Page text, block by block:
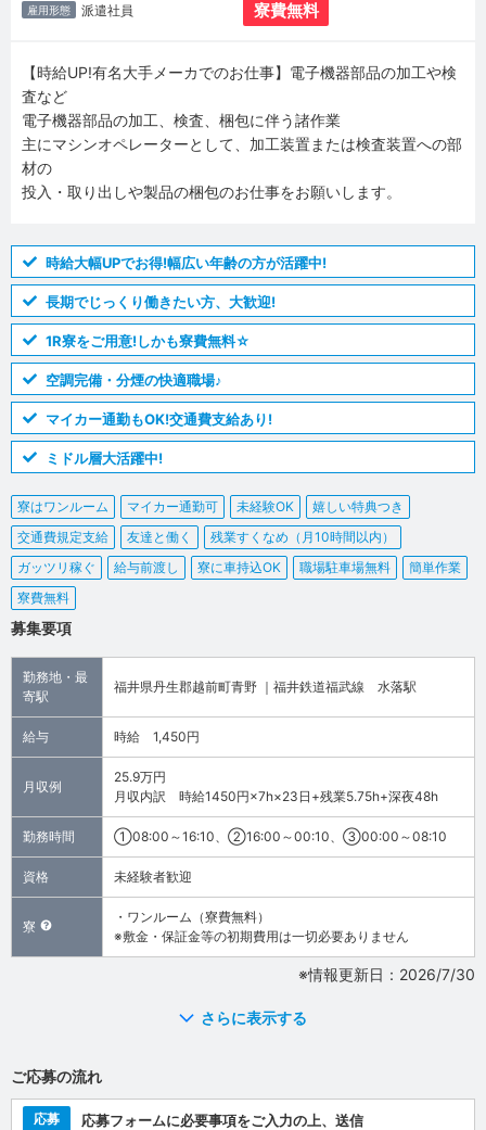
雇用形態 派遣社員 寮費無料
【時給UP!有名大手メーカでのお仕事】電子機器部品の加工や検
査など
電子機器部品の加工、検査、梱包に伴う諸作業
主にマシンオペレーターとして、加工装置または検査装置への部
材の
投入・取り出しや製品の梱包のお仕事をお願いします。
時給大幅UPでお得!幅広い年齢の方が活躍中!
長期でじっくり働きたい方、大歓迎!
1R寮をご用意!しかも寮費無料☆
空調完備・分煙の快適職場♪
マイカー通勤もOK!交通費支給あり!
ミドル層大活躍中!
寮はワンルーム マイカー通勤可 未経験OK
嬉しい特典つき
交通費規定支給
友達と働く
残業すくなめ（月10時間以内）
ガッツリ稼ぐ
給与前渡し 寮に車持込OK 職場駐車場無料
簡単作業
寮費無料
募集要項
勤務地・最
寄駅
福井県丹生郡越前町青野 ｜福井鉄道福武線 水落駅
給与 時給 1,450円
月収例
25.9万円
月収内訳 時給1450円×7h×23日+残業5.75h+深夜48h
勤務時間 ①08:00～16:10、②16:00～00:10、③00:00～08:10
資格 未経験者歓迎
寮
・ワンルーム（寮費無料）
※敷金・保証金等の初期費用は一切必要ありません
※情報更新日：2026/7/30
さらに表示する
ご応募の流れ
応募 応募フォームに必要事項をご入力の上、送信